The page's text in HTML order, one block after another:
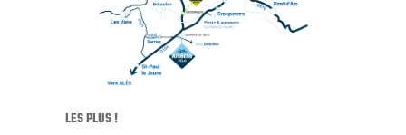
LES PLUS !